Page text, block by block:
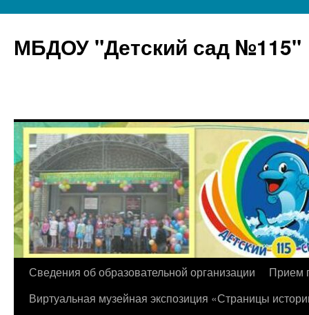
МБДОУ "Детский сад №115"
Перейти
Сведения об образовательной организации
Прием
Виртуальная музейная экспозиция «Страницы